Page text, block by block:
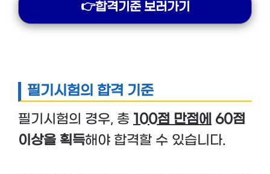
👉합격기준 보러가기
필기시험의 합격 기준
필기시험의 경우, 총 100점 만점에 60점
이상을 획득해야 합격할 수 있습니다.